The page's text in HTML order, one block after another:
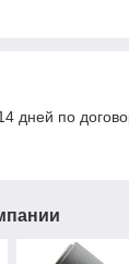
дней по